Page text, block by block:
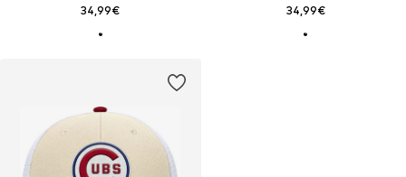
34,99€ 34,99€